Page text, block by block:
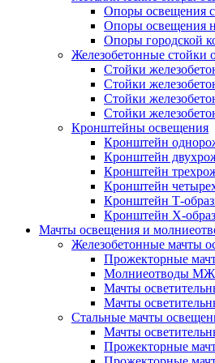
Опоры освещения
Опоры освещения
Опоры городской
Железобетонные стойки
Стойки
Стойки
Стойки
Стойки
Кронштейны освещения
Кронштейн
Кронштейн
Кронштейн
Кронштейн
Кронштейн Т-
Кронштейн Х-
Мачты освещения и
Железобетонные мачты
Прожекторные
Молниеотводы МЖ
Мачты
Мачты
Стальные мачты
Мачты
Прожекторные